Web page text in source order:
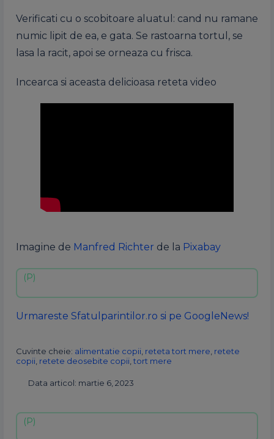
Verificati cu o scobitoare aluatul: cand nu ramane
numic lipit de ea, e gata. Se rastoarna tortul, se
lasa la racit, apoi se orneaza cu frisca.
Incearca si aceasta delicioasa reteta video
Imagine de Manfred Richter de la Pixabay
Urmareste Sfatulparintilor.ro si pe GoogleNews!
Cuvinte cheie: alimentatie copii reteta tort mere retete
copii retete deosebite copii tort mere
Data articol: martie 6, 2023